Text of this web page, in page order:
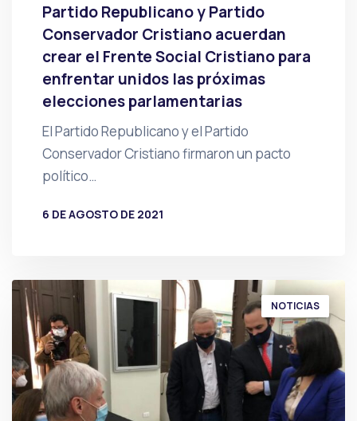
Partido Republicano y Partido
Conservador Cristiano acuerdan
crear el Frente Social Cristiano para
enfrentar unidos las próximas
elecciones parlamentarias
El Partido Republicano y el Partido
Conservador Cristiano firmaron un pacto
político…
6 DE AGOSTO DE 2021
NOTICIAS